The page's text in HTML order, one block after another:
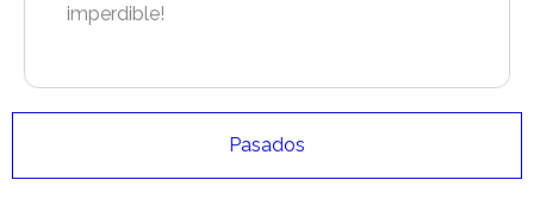
Pasados
imperdible!